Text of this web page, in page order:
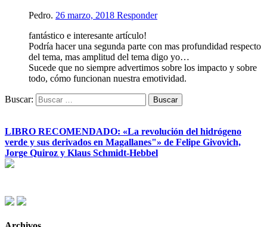
Pedro. 26 marzo, 2018 Responder
fantástico e interesante artículo!
Podría hacer una segunda parte con mas profundidad respecto
del tema, mas amplitud del tema digo yo…
Sucede que no siempre advertimos sobre los impacto y sobre
todo, cómo funcionan nuestra emotividad.
Buscar:
LIBRO RECOMENDADO: «La revolución del hidrógeno
verde y sus derivados en Magallanes"» de Felipe Givovich,
Jorge Quiroz y Klaus Schmidt-Hebbel